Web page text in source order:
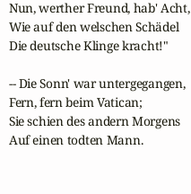
Nun, werther Freund, hab' Acht,
Wie auf den welschen Schädel
Die deutsche Klinge kracht!"
-- Die Sonn' war untergegangen,
Fern, fern beim Vatican;
Sie schien des andern Morgens
Auf einen todten Mann.